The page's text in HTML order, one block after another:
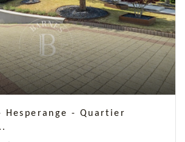
Hesperange - Quartier